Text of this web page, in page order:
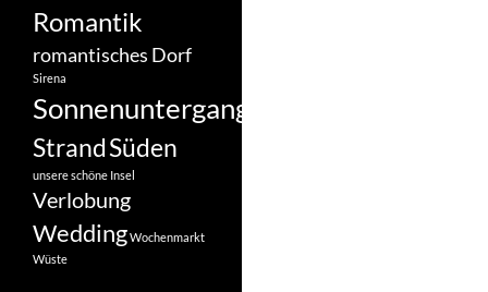
Romantik
romantisches Dorf
Sirena
Sonnenuntergang
StrandSüden
unsere schöne Insel
Verlobung
WeddingWochenmarkt
Wüste